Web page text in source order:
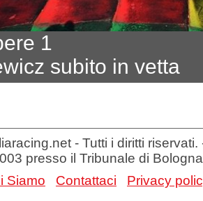
1
subito in vetta
- Tutti i diritti
presso il Tribunale di Bologna
Siamo Contattaci Privacy